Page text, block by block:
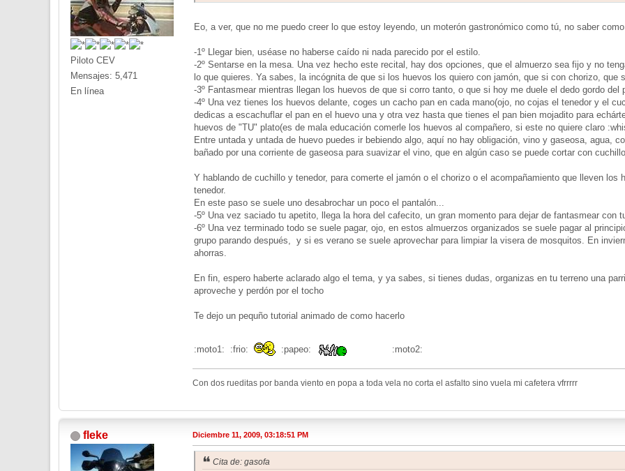
Piloto CEV
Mensajes: 5,471
En línea
Eo, a ver, que no me puedo creer lo que estoy leyendo, un moterón gastronómico como tú, no saber
-1º Llegar bien, uséase no haberse caído ni nada parecido por el estilo.
-2º Sentarse en la mesa. Una vez hecho este recital, hay dos opciones, que el almuerzo sea fijo y no
lo que quieres. Ya sabes, la incógnita de que si los huevos los quiero con jamón, que si con chorizo, que
-3º Fantasmear mientras llegan los huevos de que si corro tanto, o que si hoy me duele el dedo gordo
-4º Una vez tienes los huevos delante, coges un cacho pan en cada mano(ojo, no cojas el tenedor y el
dedicas a escachuflar el pan en el huevo una y otra vez hasta que tienes el pan bien mojadito para
huevos de "TU" plato(es de mala educación comerle los huevos al compañero, si este no quiere claro
Entre untada y untada de huevo puedes ir bebiendo algo, aquí no hay obligación, vino y gaseosa, agua,
bañado por una corriente de gaseosa para suavizar el vino, que en algún caso se puede cortar con
Y hablando de cuchillo y tenedor, para comerte el jamón o el chorizo o el acompañamiento que lleven
tenedor.
En este paso se suele uno desabrochar un poco el pantalón...
-5º Una vez saciado tu apetito, llega la hora del cafecito, un gran momento para dejar de fantasmear
-6º Una vez terminado todo se suele pagar, ojo, en estos almuerzos organizados se suele pagar al
grupo parando después, y si es verano se suele aprovechar para limpiar la visera de mosquitos. En
ahorras.
En fin, espero haberte aclarado algo el tema, y ya sabes, si tienes dudas, organizas en tu terreno una
aproveche y perdón por el tocho
Te dejo un pequño tutorial animado de como hacerlo
:moto1: :frio: :papeo: :moto2:
Con dos rueditas por banda viento en popa a toda vela no corta el asfalto sino vuela mi cafetera vfrrrrr
fleke Diciembre 11, 2009, 03:18:51 PM
Cita de: gasofa